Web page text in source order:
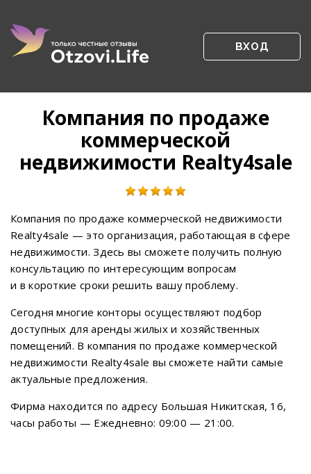
ВХОД
Компания по продаже
коммерческой
недвижимости Realty4sale
Компания по продаже коммерческой недвижимости
Realty4sale — это организация, работающая в сфере
недвижимости. Здесь вы сможете получить полную
консультацию по интересующим вопросам
и в короткие сроки решить вашу проблему.
Сегодня многие конторы осуществляют подбор
доступных для аренды жилых и хозяйственных
помещений. В компания по продаже коммерческой
недвижимости Realty4sale вы сможете найти самые
актуальные предложения.
Фирма находится по адресу Большая Никитская, 16,
часы работы — Ежедневно: 09:00 — 21:00.